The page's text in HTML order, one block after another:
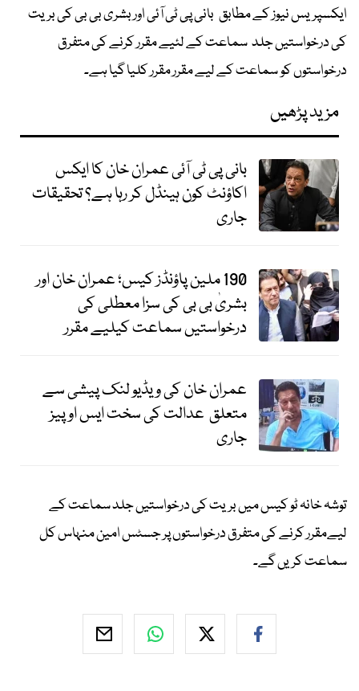
ایکسپریس نیوز کے مطابق بانی پی ٹی آئی اور بشری بی بی کی بریت
کی درخواستیں جلد سماعت کے لئیے مقرر کرنے کی متفرق
درخواستوں کو سماعت کے لیے مقرر مقرر کلیا گیا ہے۔
مزید پڑھیں
بانی پی ٹی آئی عمران خان کا ایکس
اکاؤنٹ کون ہینڈل کر رہا ہے؟ تحقیقات
جاری
190 ملین پاؤنڈز کیس؛ عمران خان اور
بشریٰ بی بی کی سزا معطلی کی
درخواستیں سماعت کیلیے مقرر
عمران خان کی ویڈیو لنک پیشی سے
متعلق عدالت کی سخت ایس او پیز
جاری
توشہ خانہ ٹو کیس میں بریت کی درخواستیں جلد سماعت کے
لیےمقرر کرنے کی متفرق درخواستوں پر جسٹس امین منہاس کل
سماعت کریں گے۔